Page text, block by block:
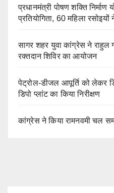
प्रधानमंत्री पोषण शक्ति
प्रतियोगिता, 60 महिला रसोइयों
सागर शहर युवा कांग्रेस ने राहुल
रक्तदान शिविर का आयोजन
पेट्रोल-डीजल आपूर्ति को लेकर
डिपो प्लांट का किया निरीक्षण
कांग्रेस ने किया रामनवमी चल